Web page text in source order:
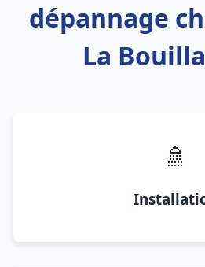
dépannage
La
🚿